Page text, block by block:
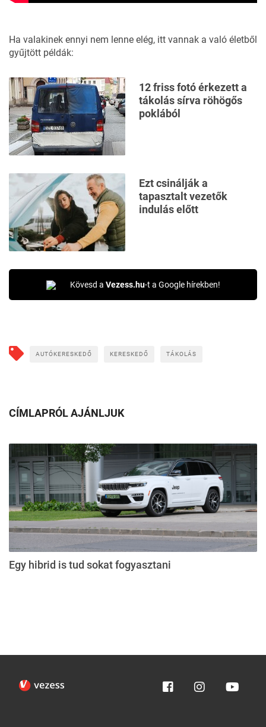
Ha valakinek ennyi nem lenne elég, itt vannak a való életből
gyűjtött példák:
12 friss fotó érkezett a
tákolás sírva röhögős
poklából
Ezt csinálják a
tapasztalt vezetők
indulás előtt
Kövesd a Vezess.hu-t a Google hírekben!
AUTÓKERESKEDŐ KERESKEDŐ TÁKOLÁS
CÍMLAPRÓL AJÁNLJUK
Egy hibrid is tud sokat fogyasztani